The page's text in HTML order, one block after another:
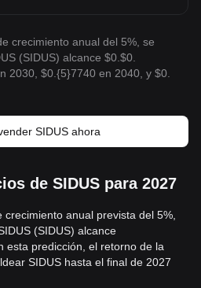
crecimiento anual del 5%, se
(SIDUS) alcance $0.$0.
2030, $0.{5}7740 en 2040, y $0.
SIDUS ahora
de SIDUS para 2027
anual prevista del 5%,
(SIDUS) alcance
esta predicción, el retorno de la
SIDUS hasta el final de 2027